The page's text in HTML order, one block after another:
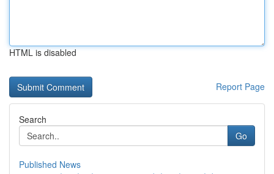
HTML is disabled
Report Page
Search
Go
Published News